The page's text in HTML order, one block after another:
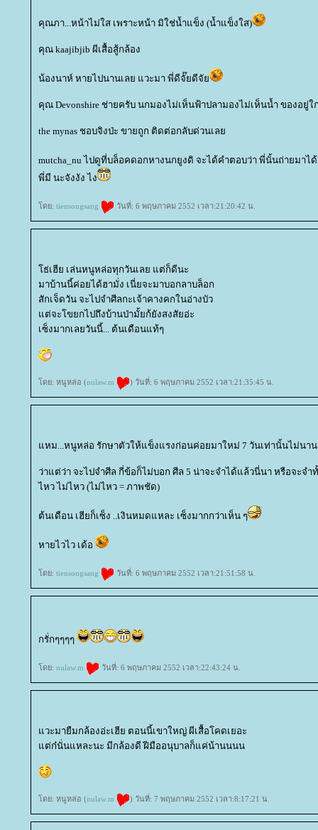
คุณภา...หน้าไม่ใส เพราะหน้า มิใช่น้ำแข็ง (น้ำแข็งใส)
คุณ kaajibjib ผีเสื้อสู้กล้อง
น้องนาห์ หายไปนานเลย แวะมา พี่ดีจั๊ยดีจั
คุณ Devonshire ช่ายครับ นกมองไม่เห็นฟ้าปลามองไม่เห็นน้ำ ของอยู่
the mynas ชอบจิงป่ะ ขายถูก ติดต่อกลับด่วนเล
mutcha_nu ไปดูที่บล็อคดอกหางนกยูงดิ จะได้คำตอบว่า พี่นั้นถ่ายมา
พี่มี นะจังงัง ไง
ดย: tiensongsang วันที่: 6 พฤษภาคม 2552 เวลา:21:20:42 น.
ธ่เฮีย เล่นหนูหล่อทุกวันเลย แต่ก็ดีนะ
มาบ้านนี้ค่อยได้ฮามั่ง เนี่ยจะมาบอกลาบล็อก
สักเจ็ดวัน จะไปจำศีลกะเจ้าคางคกในอ่างบัว
ต่จะโขยกไปถึงบ้านป่ามั้ยก้ยังสงสัยอ่ะ
เซ็งมากเลยวันนี้... ต้นเดือนแท้ๆ
ดย: หนูหล่อ (nulaw.m ) วันที่: 6 พฤษภาคม 2552 เวลา:21:35:45 น.
หม...หนูหล่อ รักษาตัวให้แข็งแรงก่อนค่อยมาใหม่ 7 วันเท่านั้นไม่นาน
ว่าแต่ว่า จะไปจำศีล กี่ข้อก็ไม่บอก ศีล 5 น่าจะจำได้แล้วนี่นา หรือจะจำ
ไหว ไม่ไหว (ไม่ไหว = ภาพชัด)
ต้นเดือน เฮียก็เซ็ง ..เงินหมดแหละ เซ็งมากกว่าเห็น ๆ
หายไวไว เด้อ
ดย: tiensongsang วันที่: 6 พฤษภาคม 2552 เวลา:21:51:58 น.
กรั่กๆๆๆๆ
ดย: nulaw.m วันที่: 6 พฤษภาคม 2552 เวลา:22:43:24 น.
วะมายืมกล้องอ่ะเฮีย ตอนนี้เขาใหญ่ ผีเสื้อโคดเยอะ
ต่ก๋นั่นแหละนะ มีกล้องดี ฝีมืออนุบาลก็แค่น้านนนน
ดย: หนูหล่อ (nulaw.m ) วันที่: 7 พฤษภาคม 2552 เวลา:8:17:21 น.